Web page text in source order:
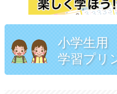
小学生用
学習プリ